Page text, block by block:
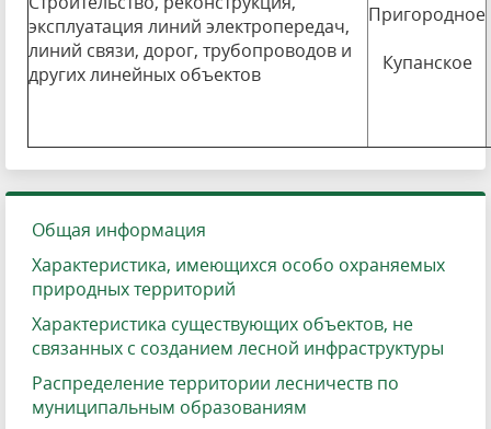
эксплуатация линий электропередач,
линий связи, дорог, трубопроводов и
других линейных объектов
Пригородное
Купанское
Общая информация
Характеристика, имеющихся особо охраняемых
природных территорий
Характеристика существующих объектов, не
связанных с созданием лесной инфраструктуры
Распределение территории лесничеств по
муниципальным образованиям